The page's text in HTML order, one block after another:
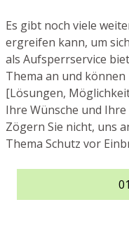
Es gibt noch viele
ergreifen kann, um
als Aufsperrservice
Thema an und
[Lösungen,
Ihre Wünsche und
Zögern Sie nicht, uns
Thema Schutz vor